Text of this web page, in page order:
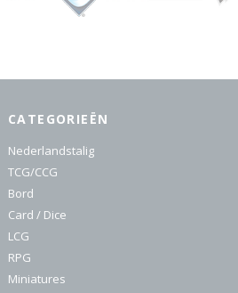
CATEGORIEËN
Nederlandstalig
TCG/CCG
Bord
Card / Dice
LCG
RPG
Miniatures